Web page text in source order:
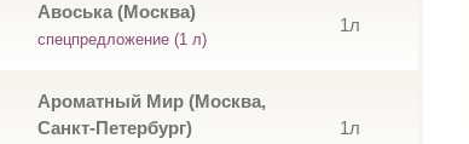
Авоська (Москва)
спецпредложение (1 л)
1л
Ароматный Мир (Москва,
Санкт-Петербург)
1л